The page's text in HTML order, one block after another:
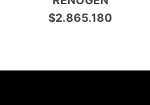
$2.865.180